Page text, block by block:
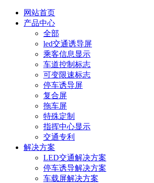
网站首页
产品中心
全部
led交通诱导屏
乘客信息显示
车道控制标志
可变限速标志
停车诱导屏
复合屏
拖车屏
特殊定制
指挥中心显示
交通专利
解决方案
LED交通解决方案
停车诱导解决方案
车载屏解决方案